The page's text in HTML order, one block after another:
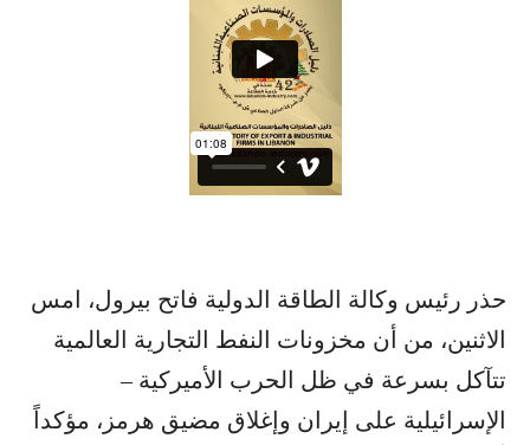
حذر رئيس وكالة الطاقة الدولية فاتح بيرول، امس
الاثنين، من أن مخزونات النفط التجارية العالمية
تتآكل بسرعة في ظل الحرب الأميركية –
الإسرائيلية على إيران وإغلاق مضيق هرمز، مؤكداً